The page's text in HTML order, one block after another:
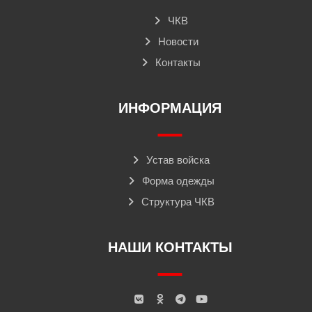
ЧКВ
Новости
Контакты
ИНФОРМАЦИЯ
Устав войска
Форма одежды
Структура ЧКВ
НАШИ КОНТАКТЫ